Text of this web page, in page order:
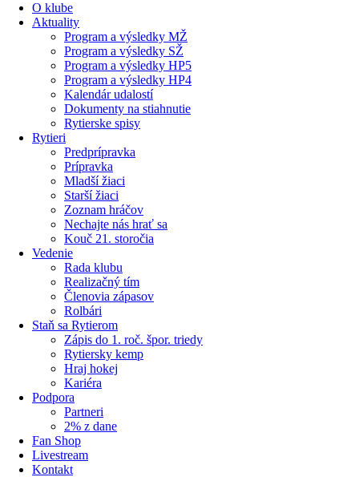
O klube
Aktuality
Program a výsledky MŽ
Program a výsledky SŽ
Program a výsledky HP5
Program a výsledky HP4
Kalendár udalostí
Dokumenty na stiahnutie
Rytierske spisy
Rytieri
Predprípravka
Prípravka
Mladší žiaci
Starší žiaci
Zoznam hráčov
Nechajte nás hrať sa
Kouč 21. storočia
Vedenie
Rada klubu
Realizačný tím
Členovia zápasov
Rolbári
Staň sa Rytierom
Zápis do 1. roč. špor. triedy
Rytiersky kemp
Hraj hokej
Kariéra
Podpora
Partneri
2% z dane
Fan Shop
Livestream
Kontakt